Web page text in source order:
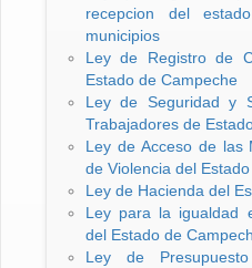
recepcion del
municipios
Ley de Registro de
Estado de Campeche
Ley de Seguridad y
Trabajadores de
Ley de Acceso de las
de Violencia del
Ley de Hacienda del
Ley para la igualdad
del Estado de
Ley de